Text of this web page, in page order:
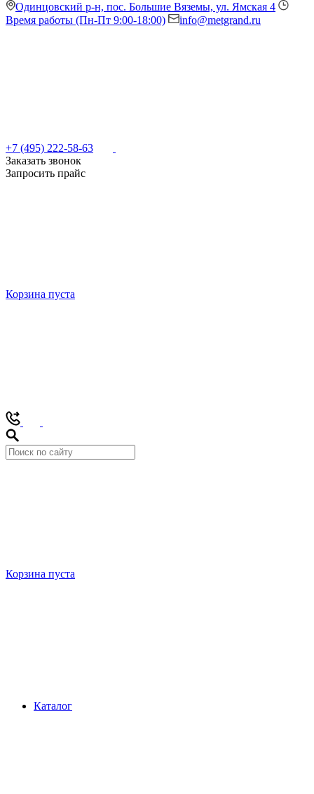
Одинцовский р-н, пос. Большие Вяземы, ул. Ямская 4
Время работы (Пн-Пт 9:00-18:00)
info@metgrand.ru
+7 (495) 222-58-63
Заказать звонок
Запросить прайс
Корзина пуста
Корзина пуста
Каталог